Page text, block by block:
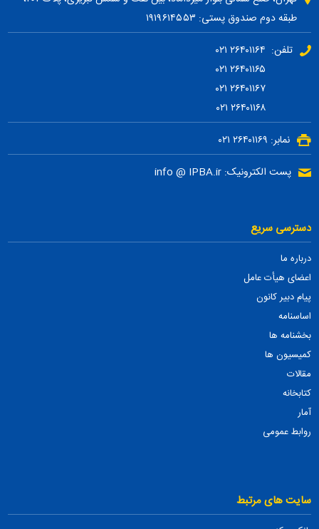
طبقه دوم صندوق پستی: ۱۹۱۹۶۱۴۵۵۳
تلفن: ۲۶۴۰۱۱۶۴ ۰۲۱
۲۶۴۰۱۱۶۷ ۰۲۱
۲۶۴۰۱۱۶۸ ۰۲۱
نمابر: ۲۶۴۰۱۱۶۹ ۰۲۱
پست الکترونیک: info @ IPBA.ir
دسترسی سریع
درباره ما
اعضای هیأت عامل
پیام دبیر کانون
اساسنامه
بخشنامه ها
کمیسیون ها
مقالات
کتابخانه
آمار
روابط عمومی
سایت های مرتبط